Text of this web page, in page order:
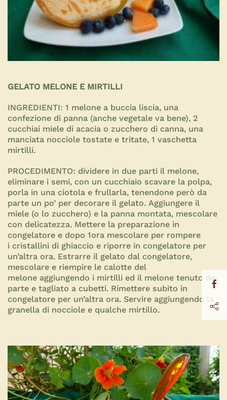
GELATO MELONE E MIRTILLI
INGREDIENTI: 1 melone a buccia liscia, una
confezione di panna (anche vegetale va bene), 2
cucchiai miele di acacia o zucchero di canna, una
manciata nocciole tostate e tritate, 1 vaschetta
mirtilli.
PROCEDIMENTO: dividere in due parti il melone,
eliminare i semi, con un cucchiaio scavare la polpa,
porla in una ciotola e frullarla, tenendone però da
parte un po’ per decorare il gelato. Aggiungere il
miele (o lo zucchero) e la panna montata, mescolare
con delicatezza. Mettere la preparazione in
congelatore e dopo 1ora mescolare per rompere
i cristallini di ghiaccio e riporre in congelatore per
un’altra ora. Estrarre il gelato dal congelatore,
mescolare e riempire le calotte del
melone aggiungendo i mirtilli ed il melone tenuto da
parte e tagliato a cubetti. Rimettere subito in
congelatore per un’altra ora. Servire aggiungendo la
granella di nocciole e qualche mirtillo.